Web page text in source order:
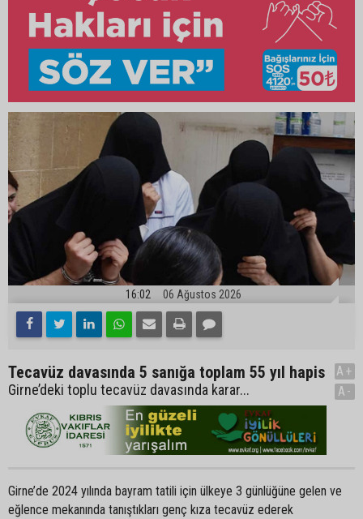
16:02 06 Ağustos 2026
Tecavüz davasında 5 sanığa toplam 55 yıl hapis
Girne’deki toplu tecavüz davasında karar...
A+
A-
Girne’de 2024 yılında bayram tatili için ülkeye 3 günlüğüne gelen ve
eğlence mekanında tanıştıkları genç kıza tecavüz ederek